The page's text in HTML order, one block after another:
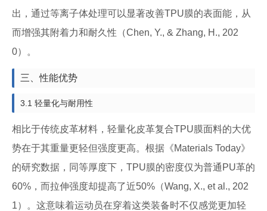
出，通过等离子体处理可以显著改善TPU膜的表面能，从
而增强其附着力和耐久性（Chen, Y., & Zhang, H., 202
0）。
三、性能优势
3.1 轻量化与耐用性
相比于传统皮革材料，轻量化皮革复合TPU膜面料的大优
势在于其重量更轻但强度更高。根据《Materials Today》
的研究数据，同等厚度下，TPU膜的密度仅为普通PU革的
60%，而拉伸强度却提高了近50%（Wang, X., et al., 202
1）。这意味着运动员在穿着这类装备时不仅感觉更加轻